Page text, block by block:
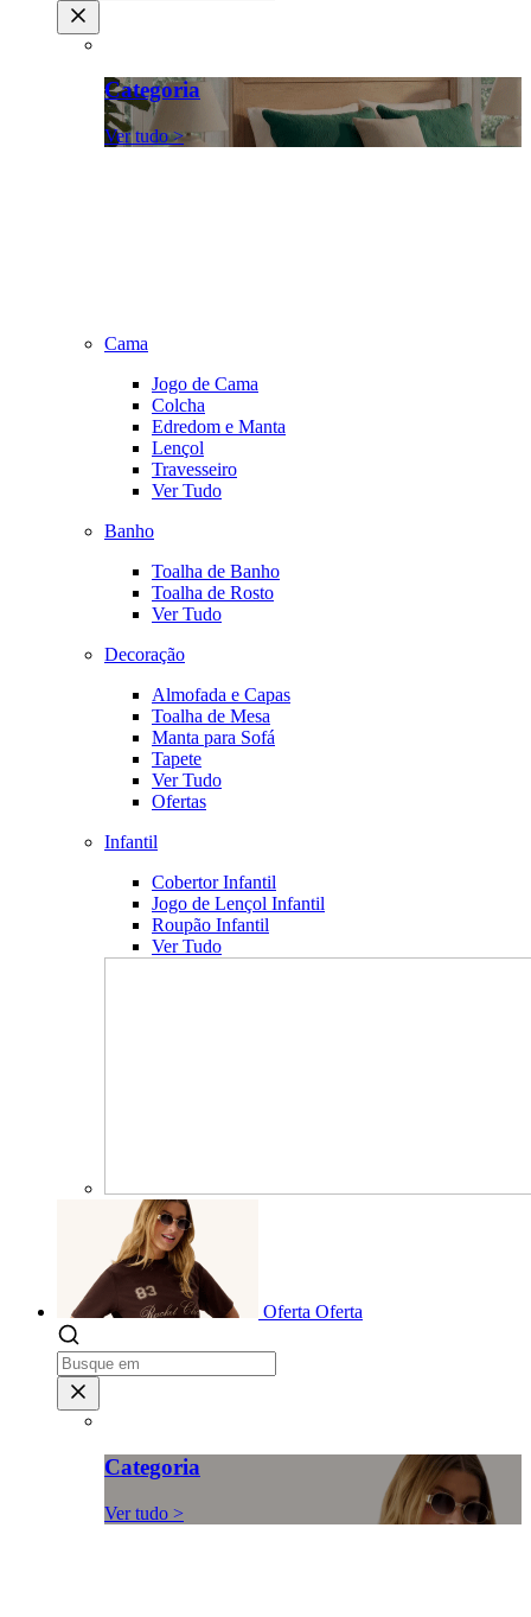
Categoria
Ver tudo >
Cama
Jogo de Cama
Colcha
Edredom e Manta
Lençol
Travesseiro
Ver Tudo
Banho
Toalha de Banho
Toalha de Rosto
Ver Tudo
Decoração
Almofada e Capas
Toalha de Mesa
Manta para Sofá
Tapete
Ver Tudo
Ofertas
Infantil
Cobertor Infantil
Jogo de Lençol Infantil
Roupão Infantil
Ver Tudo
Oferta Oferta
Categoria
Ver tudo >